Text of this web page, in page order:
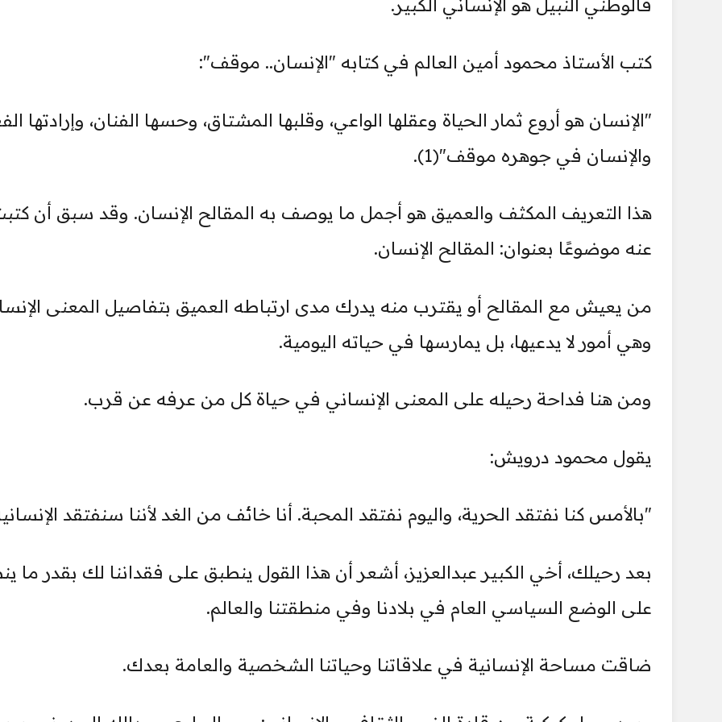
كتب الأستاذ محمود أمين العالم في كتابه "الإنسان.. موقف":
"الإنسان هو أروع ثمار الحياة وعقلها الواعي، وقلبها المشتاق، وحسها الفنان، وإرادتها
والإنسان في جوهره موقف"(1).
هذا التعريف المكثف والعميق هو أجمل ما يوصف به المقالح الإنسان. وقد سبق أن
عنه موضوعًا بعنوان: المقالح الإنسان.
من يعيش مع المقالح أو يقترب منه يدرك مدى ارتباطه العميق بتفاصيل المعنى
وهي أمور لا يدعيها، بل يمارسها في حياته اليومية.
ومن هنا فداحة رحيله على المعنى الإنساني في حياة كل من عرفه عن قرب.
يقول محمود درويش:
"بالأمس كنا نفتقد الحرية، واليوم نفتقد المحبة. أنا خائف من الغد لأننا سنفتقد
بعد رحيلك، أخي الكبير عبدالعزيز، أشعر أن هذا القول ينطبق على فقداننا لك بقدر ما
على الوضع السياسي العام في بلادنا وفي منطقتنا والعالم.
ضاقت مساحة الإنسانية في علاقاتنا وحياتنا الشخصية والعامة بعدك.